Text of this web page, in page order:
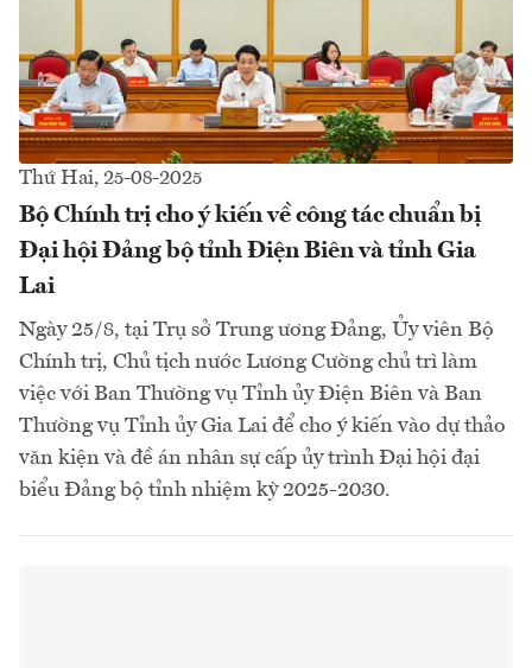
Thứ Hai, 25-08-2025
Bộ Chính trị cho ý kiến về công tác chuẩn bị
Đại hội Đảng bộ tỉnh Điện Biên và tỉnh Gia
Lai
Ngày 25/8, tại Trụ sở Trung ương Đảng, Ủy viên Bộ
Chính trị, Chủ tịch nước Lương Cường chủ trì làm
việc với Ban Thường vụ Tỉnh ủy Điện Biên và Ban
Thường vụ Tỉnh ủy Gia Lai để cho ý kiến vào dự thảo
văn kiện và đề án nhân sự cấp ủy trình Đại hội đại
biểu Đảng bộ tỉnh nhiệm kỳ 2025-2030.